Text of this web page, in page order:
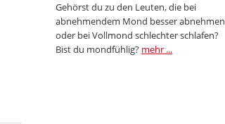
Gehörst du zu den Leuten, die bei
abnehmendem Mond besser abnehmen
oder bei Vollmond schlechter schlafen?
Bist du mondfühlig? mehr ...